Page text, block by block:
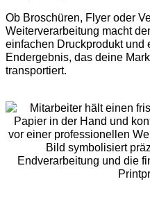
Ob Broschüren, Flyer oder
Weiterverarbeitung macht
einfachen Druckprodukt und
Endergebnis, das deine
transportiert.